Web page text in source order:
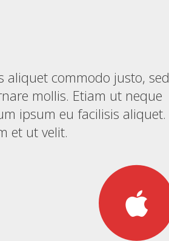
aliquet commodo justo, sed
mollis. Etiam ut neque
ipsum eu facilisis aliquet.
et ut velit.